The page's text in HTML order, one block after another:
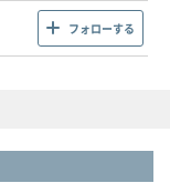
フォローする